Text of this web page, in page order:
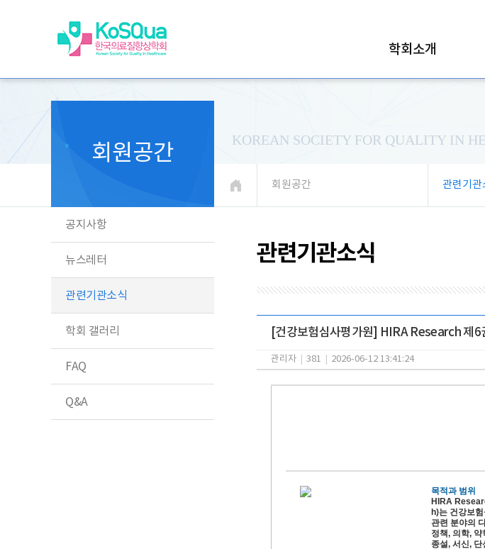
학회소개
KOREAN SOCIETY FOR QUALITY IN
회원공간 관련기관
회원공간
공지사항
뉴스레터
관련기관소식
학회 갤러리
FAQ
Q&A
관련기관소식
[건강보험심사평가원] HIRA Research 제6
관리자 381 2026-06-12 13:41:24
목적과 범위
HIRA
h)는 건강보
관련 분야의
정책, 의학,
종설, 서신,